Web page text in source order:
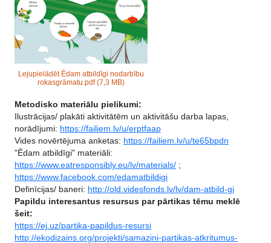
Lejupielādēt Ēdam atbildīgi nodarbību
rokasgrāmatu.pdf (7,3 MB)
Metodisko materiālu pielikumi:
Ilustrācijas/ plakāti aktivitātēm un aktivitāšu darba lapas,
norādījumi: https://failiem.lv/u/erptfaap
Vides novērtējuma anketas: https://failiem.lv/u/te65bpdn
"Ēdam atbildīgi" materiāli:
https://www.eatresponsibly.eu/lv/materials/ ;
https://www.facebook.com/edamatbildigi
Definīcijas/ baneri: http://old.videsfonds.lv/lv/dam-atbild-gi
Papildu interesantus resursus par pārtikas tēmu meklē
šeit:
https://ej.uz/partika-papildus-resursi
http://ekodizains.org/projekti/samazini-partikas-atkritumus-